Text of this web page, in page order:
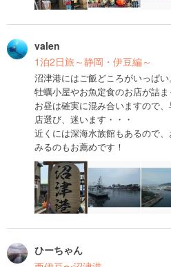
valen
1泊2日旅～静岡・伊豆編～
沼津港にはご飯どころがいっぱい。
牡蠣小屋やお魚定食のお店が詰ま
お昼は確実に混み合いますので
店選び、迷います・・・
近くには深海水族館もあるので
みるのもお薦めです！
ひーちゃん